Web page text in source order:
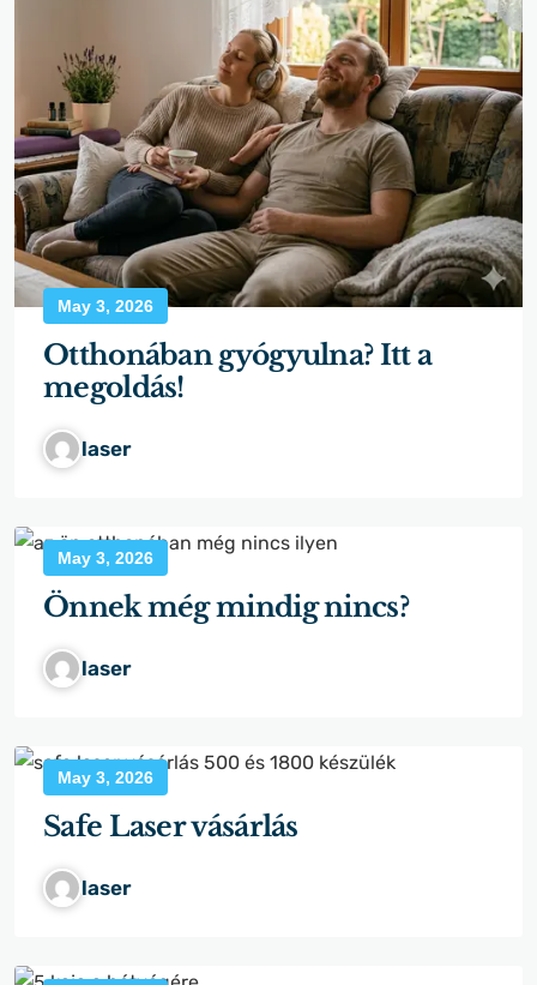
May 3, 2026
Otthonában gyógyulna? Itt a
megoldás!
laser
May 3, 2026
Önnek még mindig nincs?
laser
May 3, 2026
Safe Laser vásárlás
laser